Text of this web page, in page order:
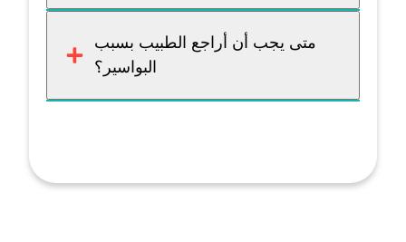
متى يجب أن أراجع الطبيب بسبب
البواسير؟